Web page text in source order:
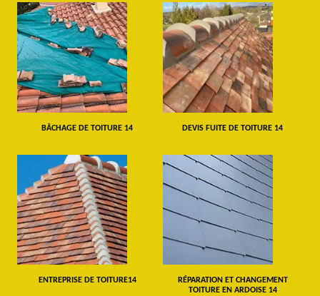
BÂCHAGE DE TOITURE 14 DEVIS FUITE DE TOITURE 14
ENTREPRISE DE TOITURE14
RÉPARATION ET CHANGEMENT
TOITURE EN ARDOISE 14